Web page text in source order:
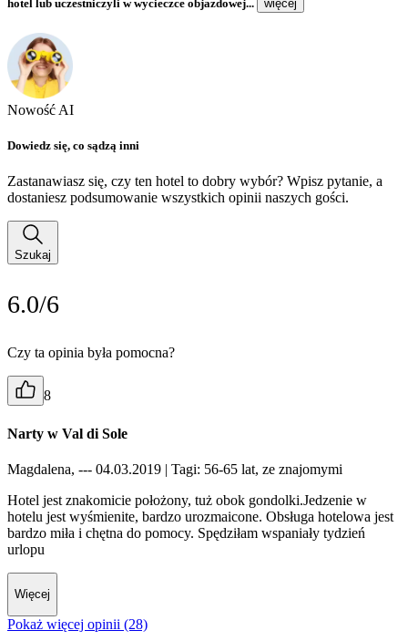
hotel lub uczestniczyli w wycieczce objazdowej... więcej
Nowość AI
Dowiedz się, co sądzą inni
Zastanawiasz się, czy ten hotel to dobry wybór? Wpisz pytanie, a
dostaniesz podsumowanie wszystkich opinii naszych gości.
Szukaj
6.0/6
Czy ta opinia była pomocna?
8
Narty w Val di Sole
Magdalena, --- 04.03.2019 | Tagi: 56-65 lat, ze znajomymi
Hotel jest znakomicie położony, tuż obok gondolki.Jedzenie w
hotelu jest wyśmienite, bardzo urozmaicone. Obsługa hotelowa jest
bardzo miła i chętna do pomocy. Spędziłam wspaniały tydzień
urlopu
Więcej
Pokaż więcej opinii (28)